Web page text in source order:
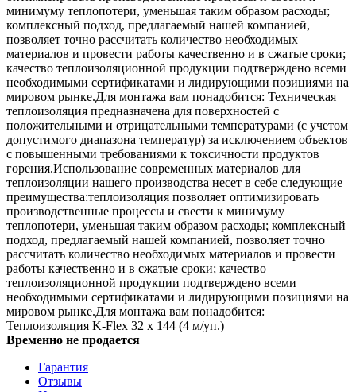
минимуму теплопотери, уменьшая таким образом расходы;
комплексный подход, предлагаемый нашей компанией,
позволяет точно рассчитать количество необходимых
материалов и провести работы качественно и в сжатые сроки;
качество теплоизоляционной продукции подтверждено всеми
необходимыми сертификатами и лидирующими позициями на
мировом рынке.Для монтажа вам понадобится: Техническая
теплоизоляция предназначена для поверхностей с
положительными и отрицательными температурами (с учетом
допустимого диапазона температур) за исключением объектов
с повышенными требованиями к токсичности продуктов
горения.Использование современных материалов для
теплоизоляции нашего производства несет в себе следующие
преимущества:теплоизоляция позволяет оптимизировать
производственные процессы и свести к минимуму
теплопотери, уменьшая таким образом расходы; комплексный
подход, предлагаемый нашей компанией, позволяет точно
рассчитать количество необходимых материалов и провести
работы качественно и в сжатые сроки; качество
теплоизоляционной продукции подтверждено всеми
необходимыми сертификатами и лидирующими позициями на
мировом рынке.Для монтажа вам понадобится:
Теплоизоляция K-Flex 32 х 144 (4 м/уп.)
Временно не продается
Гарантия
Отзывы